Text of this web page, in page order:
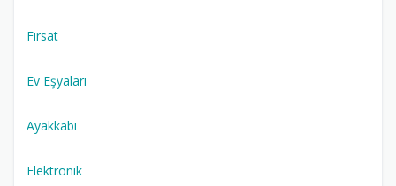
Fırsat
Ev Eşyaları
Ayakkabı
Elektronik